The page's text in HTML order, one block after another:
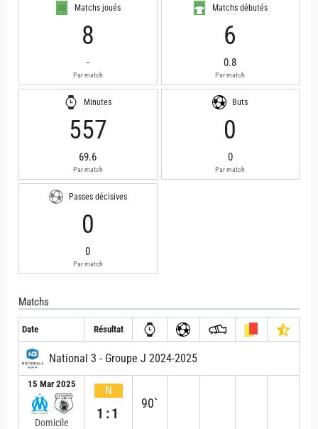
Matchs joués
8
-
Par match
Matchs débutés
6
0.8
Par match
Minutes
557
69.6
Par match
Buts
0
0
Par match
Passes décisives
0
0
Par match
Matchs
Date Résultat
National 3 - Groupe J 2024-2025
15 Mar 2025
Domicile
N
1:1
90`